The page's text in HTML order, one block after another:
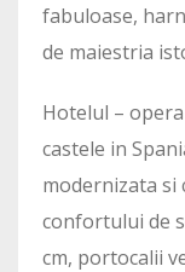
fabuloase,
de maiestria
Hotelul –
castele in
modernizata
confortului de
cm, portocalii